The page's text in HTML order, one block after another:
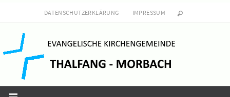
springen
DATENSCHUTZERKLÄRUNG IMPRESSUM